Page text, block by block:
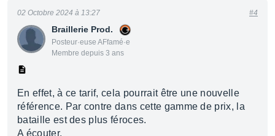
Braillerie Prod.
Posteur·euse AFfamé·e
Membre depuis 3 ans
02 Octobre 2024 à 13:27 #4
En effet, à ce tarif, cela pourrait être une nouvelle
référence. Par contre dans cette gamme de prix, la
bataille est des plus féroces.
A écouter.